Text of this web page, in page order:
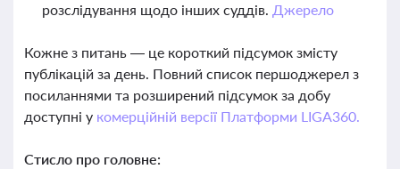
розслідування щодо інших суддів. Джерело
Кожне з питань — це короткий підсумок змісту
публікацій за день. Повний список першоджерел з
посиланнями та розширений підсумок за добу
доступні у комерційній версії Платформи LIGA360.
Стисло про головне: